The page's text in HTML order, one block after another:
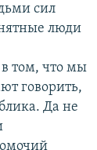
сил
люди
том, что мы
говорить,
Да не